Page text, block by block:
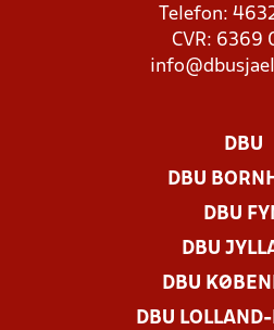
Telefon:
CVR: 6369
DBU
DBU
DBU
DBU
DBU
DBU